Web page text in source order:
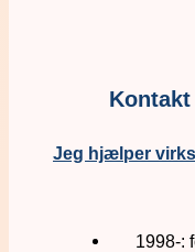
Jeg hjælper
1998-: